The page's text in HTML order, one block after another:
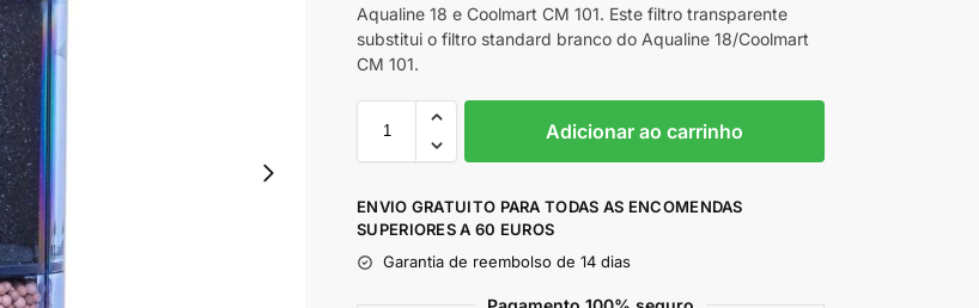
Aqualine 18 e Coolmart CM 101. Este filtro transparente
substitui o filtro standard branco do Aqualine 18/Coolmart
CM 101.
Adicionar ao carrinho
ENVIO GRATUITO PARA TODAS AS ENCOMENDAS
SUPERIORES A 60 EUROS
Garantia de reembolso de 14 dias